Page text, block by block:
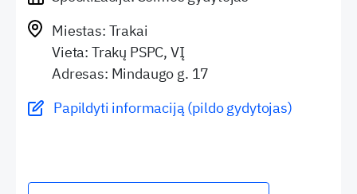
Miestas: Trakai
Vieta: Trakų PSPC, VĮ
Adresas: Mindaugo g. 17
Papildyti informaciją (pildo gydytojas)